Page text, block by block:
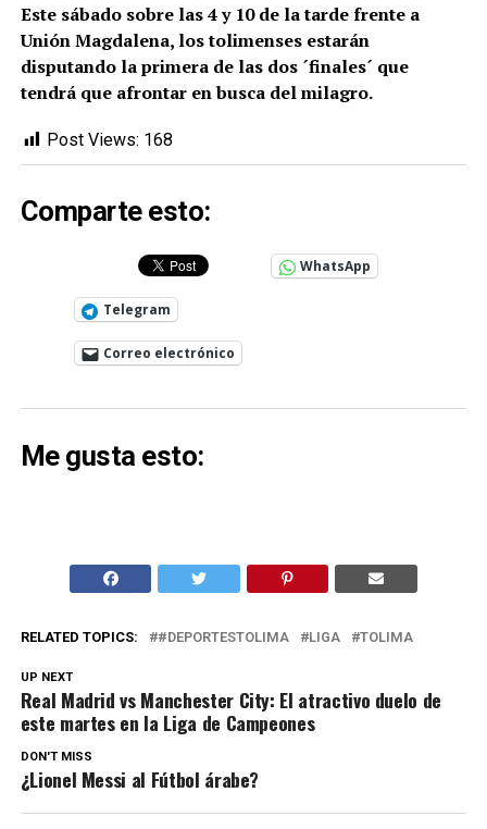
Este sábado sobre las 4 y 10 de la tarde frente a
Unión Magdalena, los tolimenses estarán
disputando la primera de las dos ´finales´ que
tendrá que afrontar en busca del milagro.
Post Views: 168
Comparte esto:
WhatsApp
Telegram
Correo electrónico
Me gusta esto:
RELATED TOPICS: #DEPORTESTOLIMA LIGA TOLIMA
UP NEXT
Real Madrid vs Manchester City: El atractivo duelo de
este martes en la Liga de Campeones
DON'T MISS
¿Lionel Messi al Fútbol árabe?